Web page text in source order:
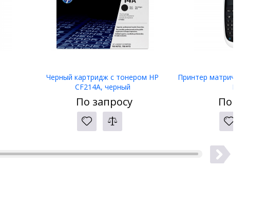
Черный картридж с тонером HP
CF214A, черный
По запросу
Принтер матричный
LW-400
По